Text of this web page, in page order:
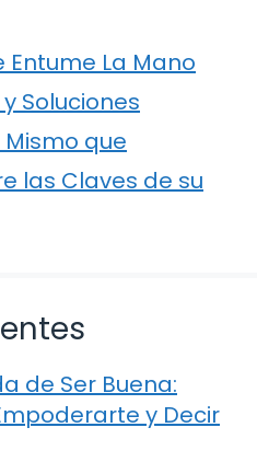
Entume La Mano
Soluciones
que
las Claves de su
de Ser Buena:
y Decir